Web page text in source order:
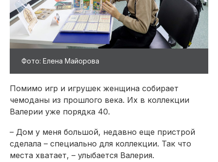
Фото: Елена Майорова
Помимо игр и игрушек женщина собирает
чемоданы из прошлого века. Их в коллекции
Валерии уже порядка 40.
– Дом у меня большой, недавно еще пристрой
сделала – специально для коллекции. Так что
места хватает, – улыбается Валерия.